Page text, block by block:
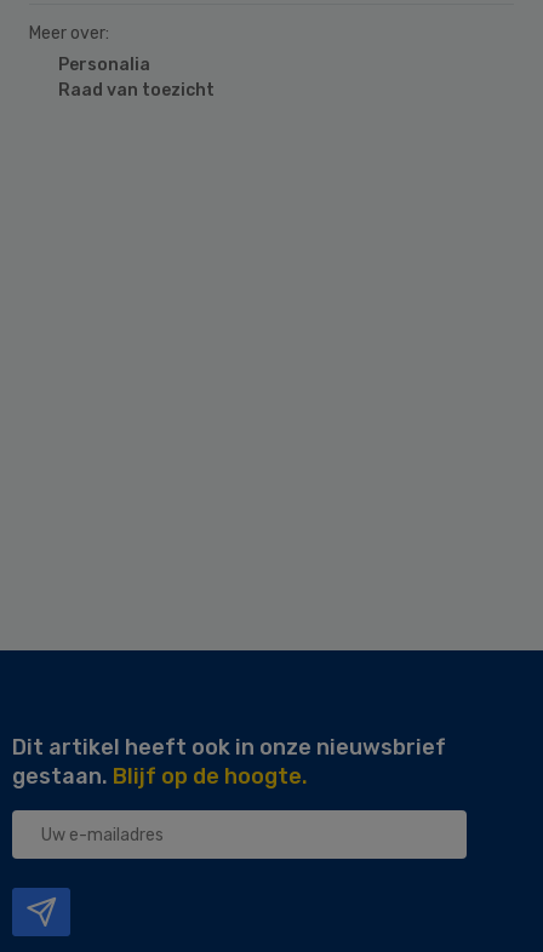
Meer over:
Personalia
Raad van toezicht
Dit artikel heeft ook in onze nieuwsbrief
gestaan. Blijf op de hoogte.
Uw